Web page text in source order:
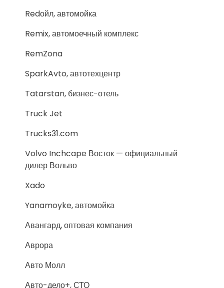
Redойл, автомойка
Remix, автомоечный комплекс
RemZona
SparkAvto, автотехцентр
Tatarstan, бизнес-отель
Truck Jet
Trucks31.com
Volvo Inchcape Восток — официальный
дилер Вольво
Xado
Yanamoyke, автомойка
Авангард, оптовая компания
Аврора
Авто Молл
Авто-дело+, СТО